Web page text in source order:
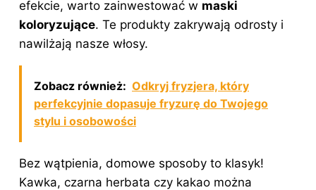
efekcie, warto zainwestować w maski
koloryzujące. Te produkty zakrywają odrosty i
nawilżają nasze włosy.
Zobacz również: Odkryj fryzjera, który
perfekcyjnie dopasuje fryzurę do Twojego
stylu i osobowości
Bez wątpienia, domowe sposoby to klasyk!
Kawka, czarna herbata czy kakao można